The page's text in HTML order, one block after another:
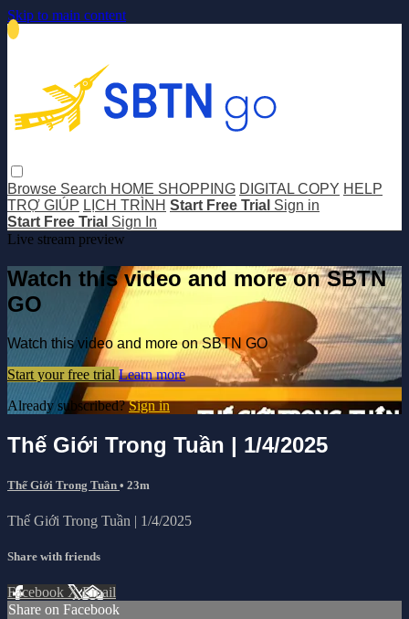
Skip to main content
Browse Search HOME SHOPPING DIGITAL COPY HELP
TRỢ GIÚP LỊCH TRÌNH Start Free Trial Sign in
Start Free Trial Sign In
Live stream preview
Watch this video and more on SBTN
GO
Watch this video and more on SBTN GO
Start your free trial Learn more
Already subscribed?Sign in
Thế Giới Trong Tuần | 1/4/2025
Thế Giới Trong Tuần • 23m
Thế Giới Trong Tuần | 1/4/2025
Share with friends
Facebook XEmail
Share on Facebook